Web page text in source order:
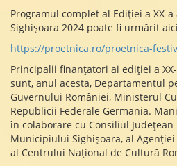
Programul complet al Ediției a XX-
Sighișoara 2024 poate fi urmărit
https://proetnica.ro/proetnica-
Principalii finanțatori ai ediției a
sunt, anul acesta, Departamentul
Guvernului României, Ministerul
Republicii Federale Germania.
în colaborare cu Consiliul
Municipiului Sighișoara, al
al Centrului Național de Cultură